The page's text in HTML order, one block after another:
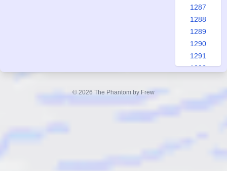
1287
1288
1289
1290
1291
1292
© 2026 The Phantom by Frew